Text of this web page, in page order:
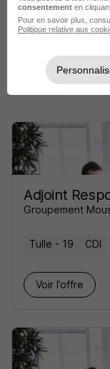
Tulle - 19
Voir l’offre
Adjoint
Groupement
Tulle - 19 CDI
Voir l’offre
consentement en
Pour en savoir plus,
Politique relative aux